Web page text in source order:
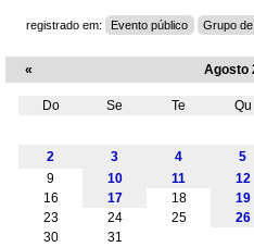
registrado em: Evento público
Grupo
« Agosto
Do Se Te Qu
2
3 4 5
9
10 11 12
16
17 18 19
23
24 25 26
30
31